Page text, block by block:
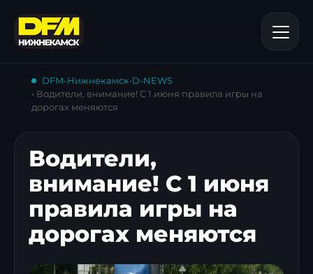
DFM-Нижнекамск•D-NEWS
• Водители, внимание! С 1 июня правила игры на
дорогах меняются
Водители,
внимание! С 1 июня
правила игры на
дорогах меняются